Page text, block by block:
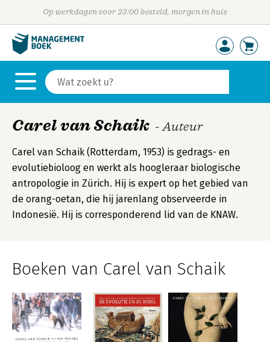
Op werkdagen voor 23:00 besteld, morgen in huis
Carel van Schaik - Auteur
Carel van Schaik (Rotterdam, 1953) is gedrags- en
evolutiebioloog en werkt als hoogleraar biologische
antropologie in Zürich. Hij is expert op het gebied van
de orang-oetan, die hij jarenlang observeerde in
Indonesië. Hij is corresponderend lid van de KNAW.
Boeken van Carel van Schaik